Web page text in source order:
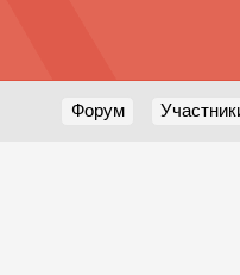
Форум